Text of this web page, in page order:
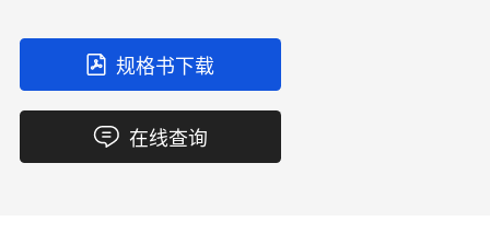
规格书下载
在线查询